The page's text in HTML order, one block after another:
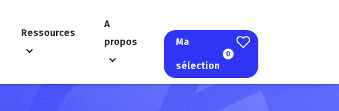
Ressources
A
propos
Ma
sélection
0